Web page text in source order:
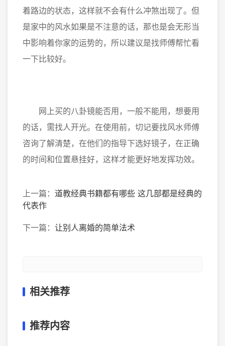
着路边的状态，这样就不会有什么冲煞出现了。但
是家中的风水如果是不注意的话，那也是会无形当
中影响着你家的运势的，所以建议是找师傅帮忙看
一下比较好。
网上买的八卦镜能否用，一般不能用，想要用
的话，需找人开光。在使用前，切记要找风水师傅
咨询了解清楚，在他们的指导下选好镜子，在正确
的时间和位置悬挂好，这样才能更好地发挥功效。
上一篇： 道教经典书籍都有哪些 这几部都是经典的
代表作
下一篇： 让别人离婚的简单法术
相关推荐
推荐内容